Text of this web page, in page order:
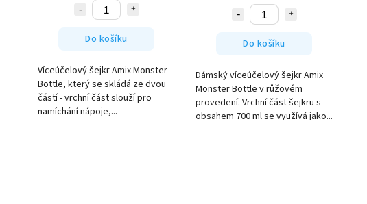
Do košíku
Víceúčelový šejkr Amix Monster
Bottle, který se skládá ze dvou
částí - vrchní část slouží pro
namíchání nápoje,...
Do košíku
Dámský víceúčelový šejkr Amix
Monster Bottle v růžovém
provedení. Vrchní část šejkru s
obsahem 700 ml se využívá jako...